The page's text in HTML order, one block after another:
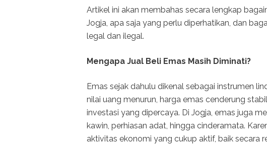
Artikel ini akan membahas secara lengkap
Jogja, apa saja yang perlu diperhatikan, dan
legal dan ilegal.
Mengapa Jual Beli Emas Masih Diminati?
Emas sejak dahulu dikenal sebagai instrumen
nilai uang menurun, harga emas cenderung
investasi yang dipercaya. Di Jogja, emas juga
kawin, perhiasan adat, hingga cinderamata.
aktivitas ekonomi yang cukup aktif, baik secara